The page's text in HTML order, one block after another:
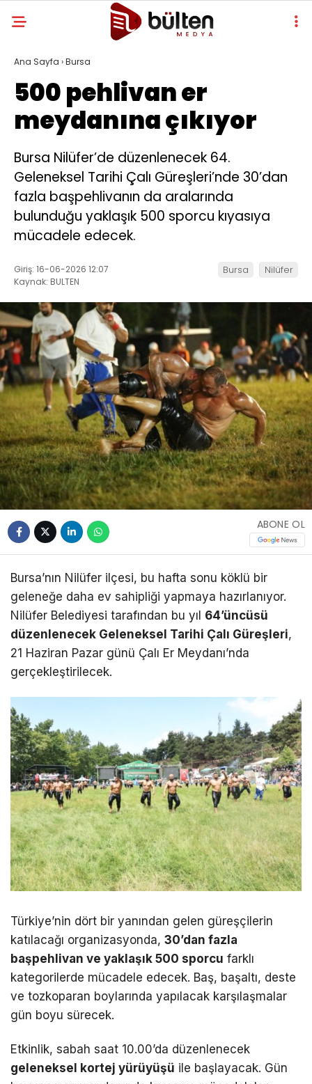
Ana Sayfa ›Bursa
500 pehlivan er
meydanına çıkıyor
Bursa Nilüfer’de düzenlenecek 64.
Geleneksel Tarihi Çalı Güreşleri’nde 30’dan
fazla başpehlivanın da aralarında
bulunduğu yaklaşık 500 sporcu kıyasıya
mücadele edecek.
Giriş: 16-06-2026 12:07
Kaynak: BULTEN
Bursa Nilüfer
ABONE OL
Bursa’nın Nilüfer ilçesi, bu hafta sonu köklü bir
geleneğe daha ev sahipliği yapmaya hazırlanıyor.
Nilüfer Belediyesi tarafından bu yıl 64’üncüsü
düzenlenecek Geleneksel Tarihi Çalı Güreşleri,
21 Haziran Pazar günü Çalı Er Meydanı’nda
gerçekleştirilecek.
Türkiye’nin dört bir yanından gelen güreşçilerin
katılacağı organizasyonda, 30’dan fazla
başpehlivan ve yaklaşık 500 sporcu farklı
kategorilerde mücadele edecek. Baş, başaltı, deste
ve tozkoparan boylarında yapılacak karşılaşmalar
gün boyu sürecek.
Etkinlik, sabah saat 10.00’da düzenlenecek
geleneksel kortej yürüyüşü ile başlayacak. Gün